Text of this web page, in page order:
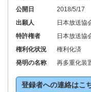
公開日
2018/5/17
出願人
日本放送協
特許権者
日本放送協
権利化状況
権利化済
発明の名称
再多重化装
登録者への連絡はこ